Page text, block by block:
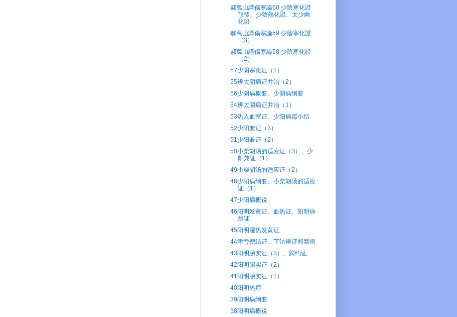
郝萬山講傷寒論60 少陰寒化證
預後、少陰熱化證、太少兩
化證
郝萬山講傷寒論59 少陰寒化證
（3）
郝萬山講傷寒論58 少陰寒化證
（2）
57少阴寒化证（1）
55辨太阴病证并治（2）
56少阴病概要、少阴病纲要
54辨太阴病证并治（1）
53热入血室证、少阳病篇小结
52少阳兼证（3）
51少阳兼证（2）
50小柴胡汤的适应证（3）、少
阳兼证（1）
49小柴胡汤的适应证（2）
48少阳病纲要、小柴胡汤的适应
证（1）
47少阳病概说
46阳明发黄证、血热证、阳明病
辨证
45阳明湿热发黄证
44津亏便结证、下法辨证和禁例
43阳明腑实证（3）、脾约证
42阳明腑实证（2）
41阳明腑实证（1）
40阳明热症
39阳明病纲要
38阳明病概说